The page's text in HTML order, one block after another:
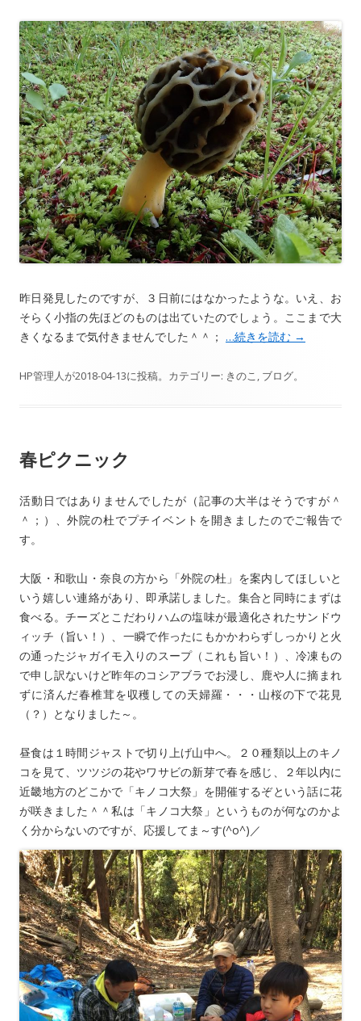
昨日発見したのですが、３日前にはなかったような。いえ、お
そらく小指の先ほどのものは出ていたのでしょう。ここまで大
きくなるまで気付きませんでした＾＾； …続きを読む →
HP管理人が2018-04-13に投稿。カテゴリー: きのこ , ブログ。
春ピクニック
活動日ではありませんでしたが（記事の大半はそうですが＾
＾；）、外院の杜でプチイベントを開きましたのでご報告で
す。
大阪・和歌山・奈良の方から「外院の杜」を案内してほしいと
いう嬉しい連絡があり、即承諾しました。集合と同時にまずは
食べる。チーズとこだわりハムの塩味が最適化されたサンドウ
ィッチ（旨い！）、一瞬で作ったにもかかわらずしっかりと火
の通ったジャガイモ入りのスープ（これも旨い！）、冷凍もの
で申し訳ないけど昨年のコシアブラでお浸し、鹿や人に摘まれ
ずに済んだ春椎茸を収穫しての天婦羅・・・山桜の下で花見
（？）となりました～。
昼食は１時間ジャストで切り上げ山中へ。２０種類以上のキノ
コを見て、ツツジの花やワサビの新芽で春を感じ、２年以内に
近畿地方のどこかで「キノコ大祭」を開催するぞという話に花
が咲きました＾＾私は「キノコ大祭」というものが何なのかよ
く分からないのですが、応援してま～す(^o^)／